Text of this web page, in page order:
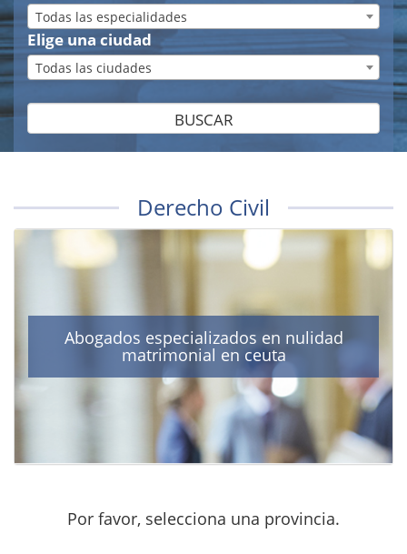
Todas las especialidades
Elige una ciudad
Todas las ciudades
BUSCAR
Derecho Civil
Abogados especializados en nulidad
matrimonial en ceuta
Por favor, selecciona una provincia.